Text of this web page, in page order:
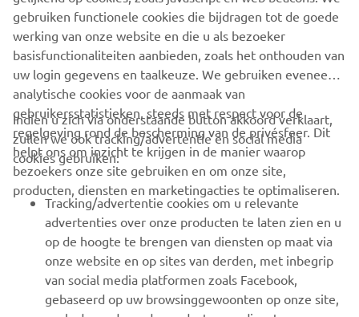
gewend bent.
CORPORATE
BUSINESS
MEER YAMAHA
SUPPORT
gebruiken functionele cookies die bijdragen tot de goede
werking van onze website en die u als bezoeker
basisfunctionaliteiten aanbieden, zoals het onthouden van
uw login gegevens en taalkeuze. We gebruiken eveneens
analytische cookies voor de aanmaak van
gebruikersstatistieken, steeds met respect voor de
regelgeving rond de bescherming van de privésfeer. Dit
helpt ons om inzicht te krijgen in de manier waarop
bezoekers onze site gebruiken en om onze site,
producten, diensten en marketingacties te optimaliseren.
Indien u zich via onderstaande button akkoord verklaart,
zullen we ook tracking/advertentie en social media
cookies gebruiken:
Tracking/advertentie cookies om u relevante
advertenties over onze producten te laten zien en u
op de hoogte te brengen van diensten op maat via
onze website en op sites van derden, met inbegrip
van social media platformen zoals Facebook,
gebaseerd op uw browsinggewoonten op onze site,